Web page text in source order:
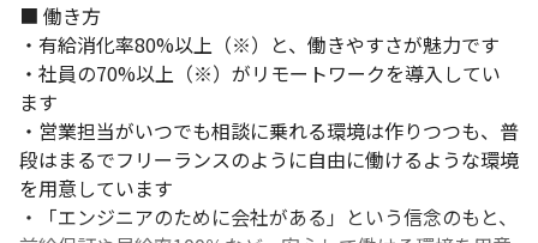
■ 働き方
・有給消化率80%以上（※）と、働きやすさが魅力です
・社員の70%以上（※）がリモートワークを導入してい
ます
・営業担当がいつでも相談に乗れる環境は作りつつも、普
段はまるでフリーランスのように自由に働けるような環境
を用意しています
・「エンジニアのために会社がある」という信念のもと、